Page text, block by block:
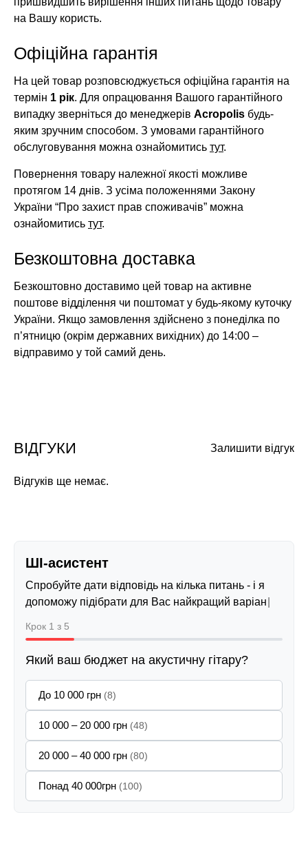
на Вашу користь.
Офіційна гарантія
На цей товар розповсюджується офіційна гарантія на
термін 1 рік. Для опрацювання Вашого гарантійного
випадку зверніться до менеджерів Acropolis будь-
яким зручним способом. З умовами гарантійного
обслуговування можна ознайомитись тут.
Повернення товару належної якості можливе
протягом 14 днів. З усіма положеннями Закону
України “Про захист прав споживачів” можна
ознайомитись тут.
Безкоштовна доставка
Безкоштовно доставимо цей товар на активне
поштове відділення чи поштомат у будь-якому куточку
України. Якщо замовлення здійснено з понеділка по
п’ятницю (окрім державних вихідних) до 14:00 –
відправимо у той самий день.
Залишити відгук
ВІДГУКИ
Відгуків ще немає.
ШІ-асистент
Спробуйте дати відповідь на кілька питань - і я
допоможу підібрати для Вас найкращий варіант
Крок 1 з 5
Який ваш бюджет на акустичну гітару?
До 10 000 грн (8)
10 000 – 20 000 грн (48)
20 000 – 40 000 грн (80)
Понад 40 000грн (100)